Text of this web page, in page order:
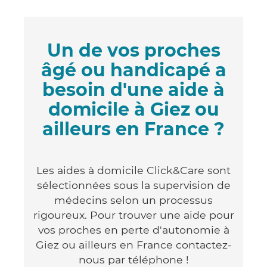
Un de vos proches
âgé ou handicapé a
besoin d'une aide à
domicile à Giez ou
ailleurs en France ?
Les aides à domicile Click&Care sont
sélectionnées sous la supervision de
médecins selon un processus
rigoureux. Pour trouver une aide pour
vos proches en perte d'autonomie à
Giez ou ailleurs en France contactez-
nous par téléphone !